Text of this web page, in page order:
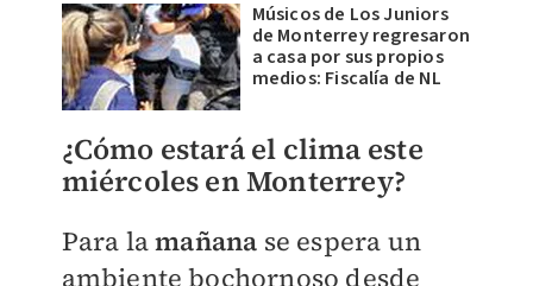
Músicos de Los Juniors
de Monterrey regresaron
a casa por sus propios
medios: Fiscalía de NL
¿Cómo estará el clima este
miércoles en Monterrey?
Para lamañana se espera un
ambiente bochornoso desde